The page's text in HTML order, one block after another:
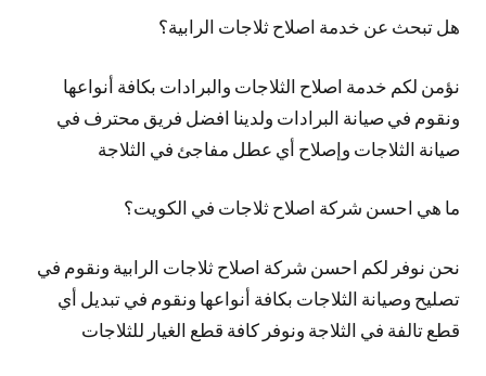
هل تبحث عن خدمة اصلاح ثلاجات الرابية؟
نؤمن لكم خدمة اصلاح الثلاجات والبرادات بكافة أنواعها
ونقوم في صيانة البرادات ولدينا افضل فريق محترف في
صيانة الثلاجات وإصلاح أي عطل مفاجئ في الثلاجة
ما هي احسن شركة اصلاح ثلاجات في الكويت؟
نحن نوفر لكم احسن شركة اصلاح ثلاجات الرابية ونقوم في
تصليح وصيانة الثلاجات بكافة أنواعها ونقوم في تبديل أي
قطع تالفة في الثلاجة ونوفر كافة قطع الغيار للثلاجات